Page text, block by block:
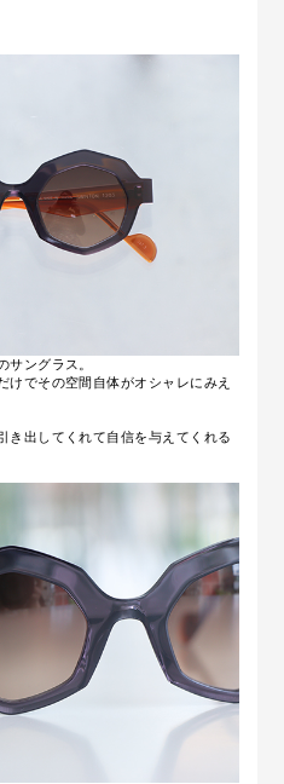
サングラス。
けでその空間自体がオシャレにみえ
き出してくれて自信を与えてくれる